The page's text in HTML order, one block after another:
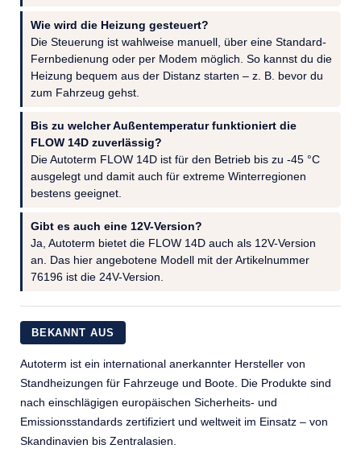
Wie wird die Heizung gesteuert?
Die Steuerung ist wahlweise manuell, über eine Standard-
Fernbedienung oder per Modem möglich. So kannst du die
Heizung bequem aus der Distanz starten – z. B. bevor du
zum Fahrzeug gehst.
Bis zu welcher Außentemperatur funktioniert die
FLOW 14D zuverlässig?
Die Autoterm FLOW 14D ist für den Betrieb bis zu -45 °C
ausgelegt und damit auch für extreme Winterregionen
bestens geeignet.
Gibt es auch eine 12V-Version?
Ja, Autoterm bietet die FLOW 14D auch als 12V-Version
an. Das hier angebotene Modell mit der Artikelnummer
76196 ist die 24V-Version.
BEKANNT AUS
Autoterm ist ein international anerkannter Hersteller von
Standheizungen für Fahrzeuge und Boote. Die Produkte sind
nach einschlägigen europäischen Sicherheits- und
Emissionsstandards zertifiziert und weltweit im Einsatz – von
Skandinavien bis Zentralasien.